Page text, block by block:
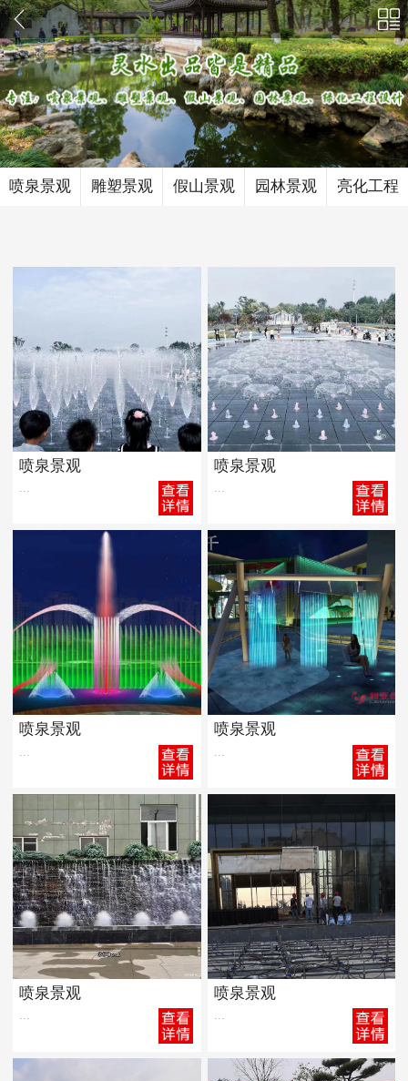
喷泉景观 雕塑景观 假山景观 园林景观 亮化工程
喷泉景观
...
喷泉景观
...
喷泉景观 喷泉景观
喷泉景观
...
喷泉景观
...